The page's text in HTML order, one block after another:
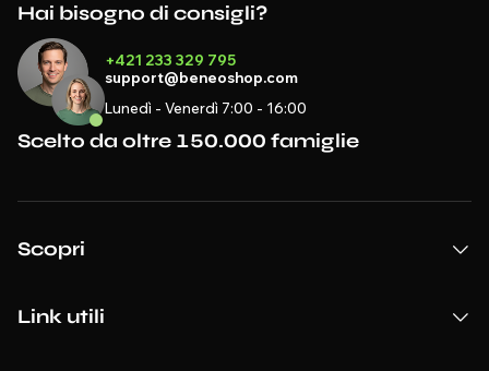
Hai bisogno di consigli?
+421 233 329 795
support@beneoshop.com
Lunedì - Venerdì 7:00 - 16:00
Scelto da oltre 150.000 famiglie
Scopri
Link utili